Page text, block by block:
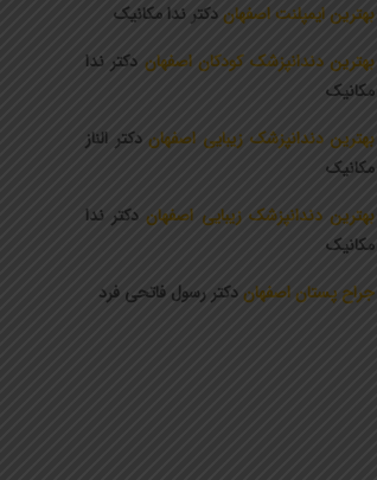
بهترین ایمپلنت اصفهاندکتر ندا مکانیک
بهترین دندانپزشک کودکان اصفهان دکتر ندا
مکانیک
بهترین دندانپزشک زیبایی اصفهاندکتر الناز
مکانیک
بهترین دندانپزشک زیبایی اصفهاندکتر ندا
مکانیک
جراح پستان اصفهاندکتر رسول فاتحی فرد